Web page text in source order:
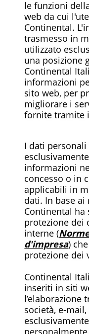
le funzioni
web da cui
Continental.
trasmesso in
utilizzato
una posizione
Continental
informazioni
sito web, per
migliorare i
fornite tramite
I dati
informazioni
concesso o in
applicabili in
dati. In base
Continental
protezione dei
interne (
d'impresa)
protezione dei
Continental
inseriti in siti
l’elaborazione
società, e-